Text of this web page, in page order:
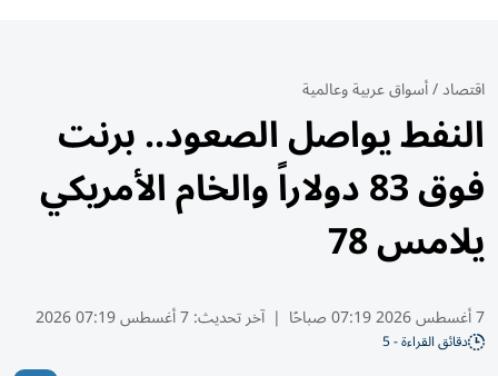
اقتصاد/أسواق عربية وعالمية
النفط يواصل الصعود.. برنت
فوق 83 دولاراً والخام الأمريكي
يلامس 78
7 أغسطس 2026 07:19 صباحًا | آخر تحديث:7 أغسطس 07:19 2026
دقائق القراءة - 5